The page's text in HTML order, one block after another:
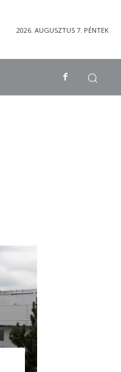
2026. AUGUSZTUS 7. PÉNTEK